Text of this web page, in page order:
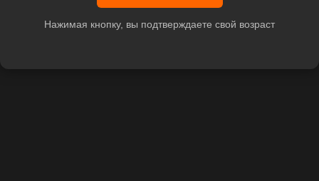
Нажимая кнопку, вы подтверждаете свой возраст